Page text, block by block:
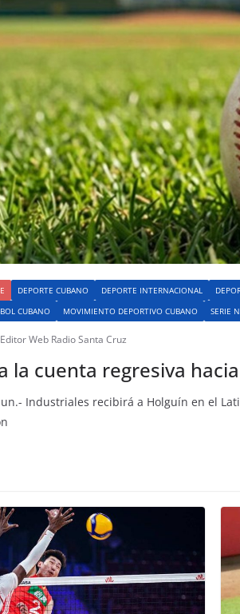
DEPORTE CUBANO DEPORTE INTERNACIONAL
CUBANO
MOVIMIENTO DEPORTIVO CUBANO SERIE
Editor Web Radio Santa Cruz
la cuenta regresiva
Industriales recibirá a Holguín en el